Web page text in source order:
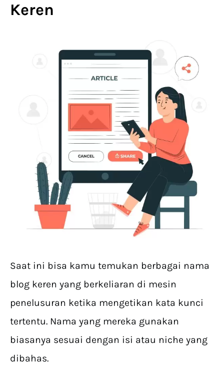
Keren
Saat ini bisa kamu temukan berbagai nama
blog keren yang berkeliaran di mesin
penelusuran ketika mengetikan kata kunci
tertentu. Nama yang mereka gunakan
biasanya sesuai dengan isi atau niche yang
dibahas.